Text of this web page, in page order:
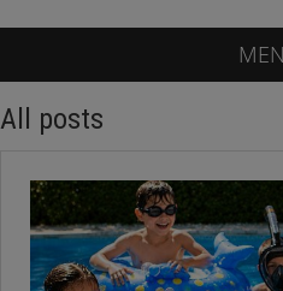
All posts